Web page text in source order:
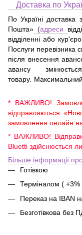
Доставка по
По Україні
Пошта» (адреси
відділенні або
Послуги перевізника
після внесення
авансу
товару.
* ВАЖЛИВО!
відправляються
замовлення онлайн на
* ВАЖЛИВО!
Bluetti здійснюється
Більше інформації
Готівкою
Терміналом ( +3%
Переказ на IBAN
Безготівкова без